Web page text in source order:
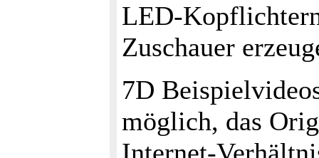
LED-
Zuschauer
7D
möglich, das